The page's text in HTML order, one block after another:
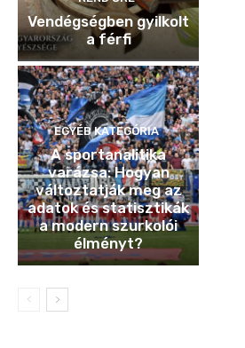
Vendégségben gyilkolt
a férfi
EGYÉB KATEGÓRIA
A sportanalitika
varázsa: Hogyan
változtatják meg az
adatok és statisztikák
a modern szurkolói
élményt?